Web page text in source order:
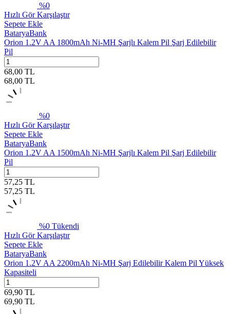
%0
Hızlı GörKarşılaştır
Sepete Ekle
BataryaBank
Orion 1.2V AA 1800mAh Ni-MH Şarjlı Kalem Pil Şarj Edilebilir
Pil
68,00 TL
68,00 TL
%0
Hızlı GörKarşılaştır
Sepete Ekle
BataryaBank
Orion 1.2V AA 1500mAh Ni-MH Şarjlı Kalem Pil Şarj Edilebilir
Pil
57,25 TL
57,25 TL
%0 Tükendi
Hızlı GörKarşılaştır
Sepete Ekle
BataryaBank
Orion 1.2V AA 2200mAh Ni-MH Şarj Edilebilir Kalem Pil Yüksek
Kapasiteli
69,90 TL
69,90 TL